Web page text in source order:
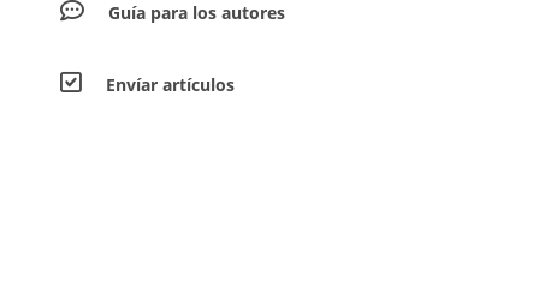
Guía para los autores
Envíar artículos